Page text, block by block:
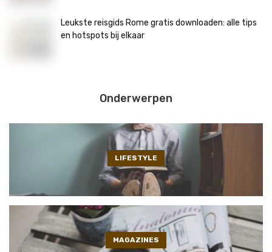
Leukste reisgids Rome gratis downloaden: alle tips
en hotspots bij elkaar
Onderwerpen
LIFESTYLE
MAGAZINES